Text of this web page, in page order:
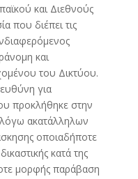
και Διεθνούς
που διέπει τις
και
του Δικτύου.
για
προκλήθηκε στην
ακατάλληλων
οποιαδήποτε
κατά της
μορφής παράβαση